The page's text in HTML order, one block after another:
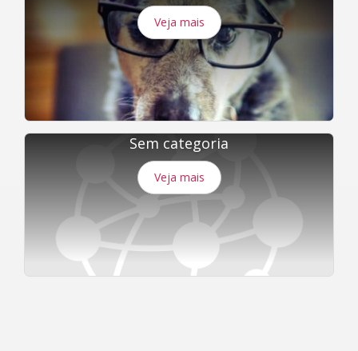
Veja mais
Sem categoria
Veja mais